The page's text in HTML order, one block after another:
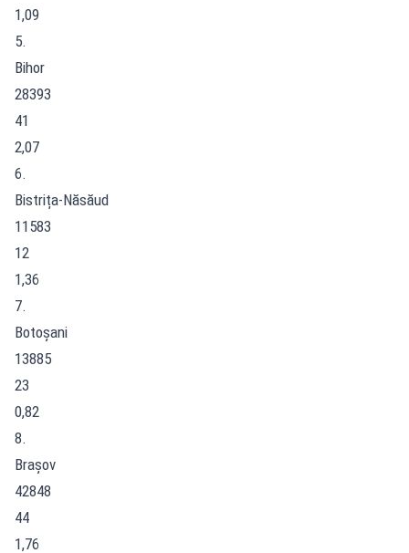
1,09
5.
Bihor
28393
41
2,07
6.
Bistrița-Năsăud
11583
12
1,36
7.
Botoșani
13885
23
0,82
8.
Brașov
42848
44
1,76